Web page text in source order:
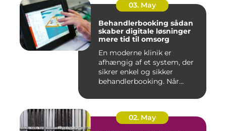
03. May
Behandlerbooking sådan
skaber digitale løsninger
mere tid til omsorg
En moderne klinik er
afhængig af et system, der
sikrer enkel og sikker
behandlerbooking. Når
02. May